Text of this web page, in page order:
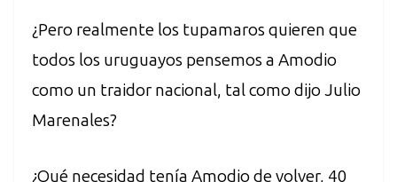
¿Pero realmente los tupamaros quieren que
todos los uruguayos pensemos a Amodio
como un traidor nacional, tal como dijo Julio
Marenales?
¿Qué necesidad tenía Amodio de volver, 40